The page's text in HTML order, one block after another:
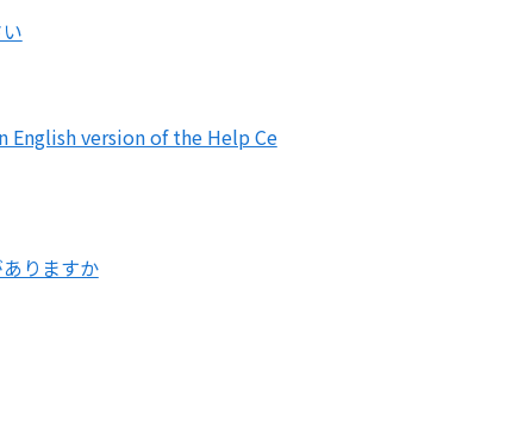
English version of the Help Ce
りますか